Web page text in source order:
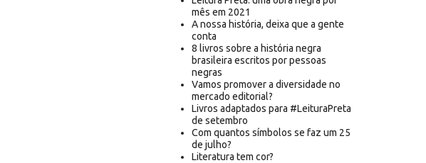
mês em 2021
A nossa história, deixa que a gente
conta
8 livros sobre a história negra
brasileira escritos por pessoas
negras
Vamos promover a diversidade no
mercado editorial?
Livros adaptados para #LeituraPreta
de setembro
Com quantos símbolos se faz um 25
de julho?
Literatura tem cor?